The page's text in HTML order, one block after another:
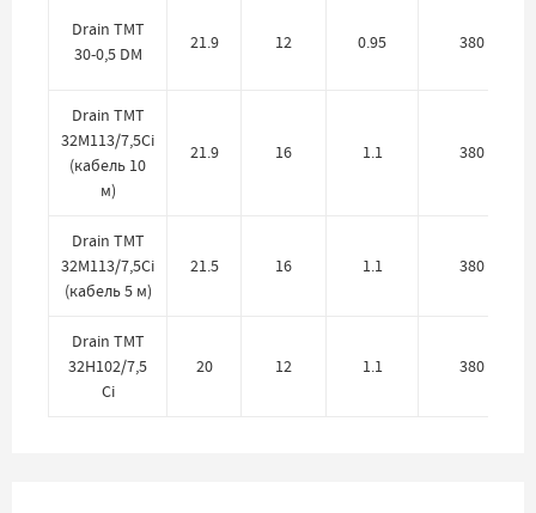
Drain TMT
30-0,5 DM
21.9 12 0.95 380
Drain TMT
32M113/7,5Ci
(кабель 10
м)
21.9 16 1.1 380
Drain TMT
32M113/7,5Ci
(кабель 5 м)
21.5 16 1.1 380
Drain TMT
32H102/7,5
Ci
20 12 1.1 380